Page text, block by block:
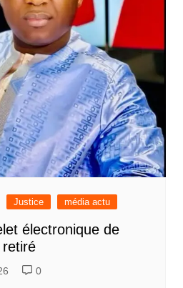
Justice média actu
électronique de
retiré
0